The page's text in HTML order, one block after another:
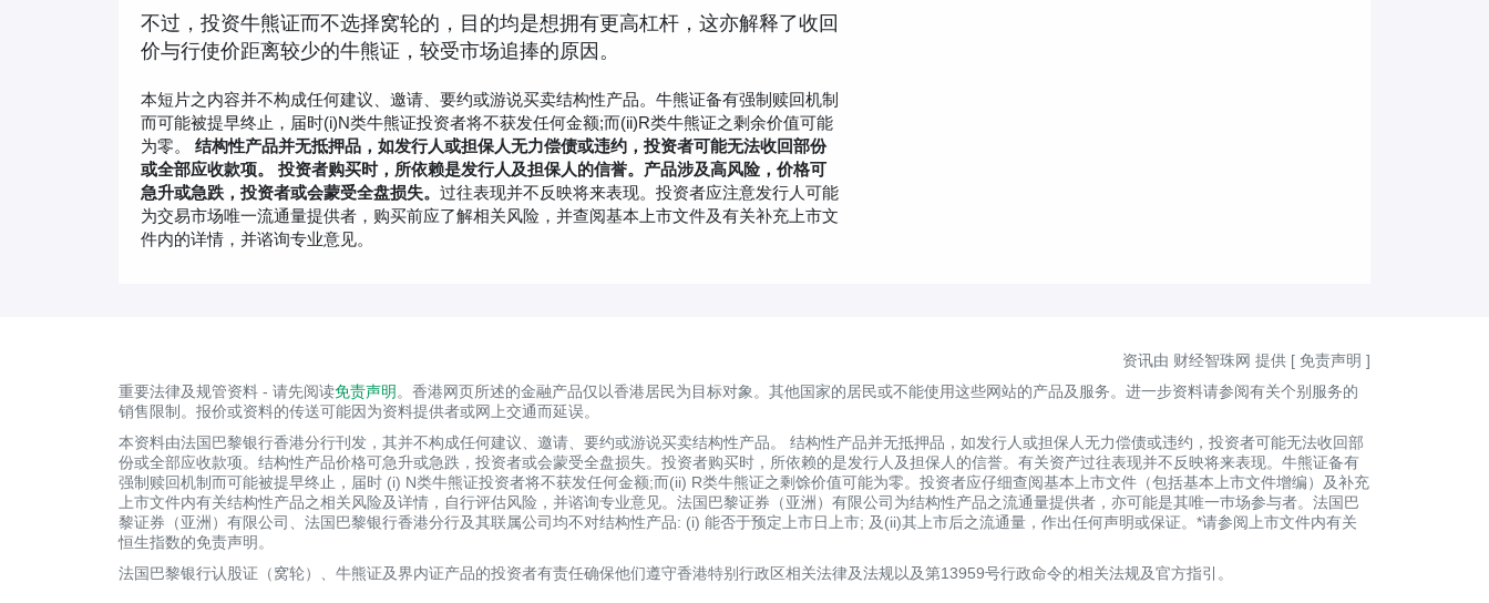
不过，投资牛熊证而不选择窝轮的，目的均是想拥有更高杠杆，这亦解释了收回
价与行使价距离较少的牛熊证，较受市场追捧的原因。
本短片之内容并不构成任何建议、邀请、要约或游说买卖结构性产品。牛熊证备有强制赎回机制
而可能被提早终止，届时(i)N类牛熊证投资者将不获发任何金额;而(ii)R类牛熊证之剩余价值可能
为零。 结构性产品并无抵押品，如发行人或担保人无力偿债或违约，投资者可能无法收回部份
或全部应收款项。 投资者购买时，所依赖是发行人及担保人的信誉。产品涉及高风险，价格可
急升或急跌，投资者或会蒙受全盘损失。 过往表现并不反映将来表现。投资者应注意发行人可能
为交易市场唯一流通量提供者，购买前应了解相关风险，并查阅基本上市文件及有关补充上市文
件内的详情，并谘询专业意见。
资讯由 财经智珠网 提供 [ 免责声明 ]
重要法律及规管资料 - 请先阅读免责声明。香港网页所述的金融产品仅以香港居民为目标对象。其他国家的居民或不能使用这些网站的产品及服务。进一步资料请参阅有关个别服务的
销售限制。报价或资料的传送可能因为资料提供者或网上交通而延误。
本资料由法国巴黎银行香港分行刊发，其并不构成任何建议、邀请、要约或游说买卖结构性产品。 结构性产品并无抵押品，如发行人或担保人无力偿债或违约，投资者可能无法收回部
份或全部应收款项。结构性产品价格可急升或急跌，投资者或会蒙受全盘损失。投资者购买时，所依赖的是发行人及担保人的信誉。有关资产过往表现并不反映将来表现。牛熊证备有
强制赎回机制而可能被提早终止，届时 (i) N类牛熊证投资者将不获发任何金额;而(ii) R类牛熊证之剩馀价值可能为零。投资者应仔细查阅基本上市文件（包括基本上市文件增编）及补充
上市文件内有关结构性产品之相关风险及详情，自行评估风险，并谘询专业意见。法国巴黎证券（亚洲）有限公司为结构性产品之流通量提供者，亦可能是其唯一巿场参与者。法国巴
黎证券（亚洲）有限公司、法国巴黎银行香港分行及其联属公司均不对结构性产品: (i) 能否于预定上市日上市; 及(ii)其上市后之流通量，作出任何声明或保证。*请参阅上市文件内有关
恒生指数的免责声明。
法国巴黎银行认股证（窝轮）、牛熊证及界内证产品的投资者有责任确保他们遵守香港特别行政区相关法律及法规以及第13959号行政命令的相关法规及官方指引。